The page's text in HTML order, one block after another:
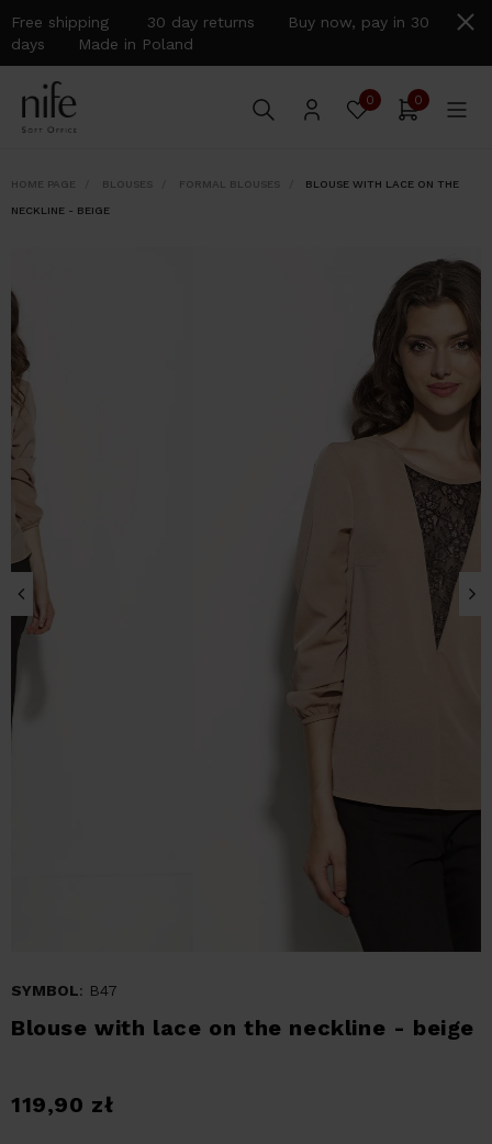
Free shipping 30 day returns Buy now, pay in 30
days Made in Poland
0 0
HOME PAGE BLOUSES FORMAL BLOUSES BLOUSE WITH LACE ON THE
NECKLINE - BEIGE
SYMBOL: B47
Blouse with lace on the neckline - beige
119,90 zł